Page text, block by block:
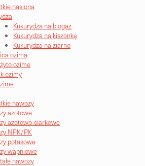
nasiona
Kukurydza na biogaz
Kukurydza na kiszonkę
Kukurydza na ziarno
ozima
ozime
ozimy
nawozy
azotowe
azotowo-siarkowe
NPK/PK
potasowe
wapniowe
nawozy